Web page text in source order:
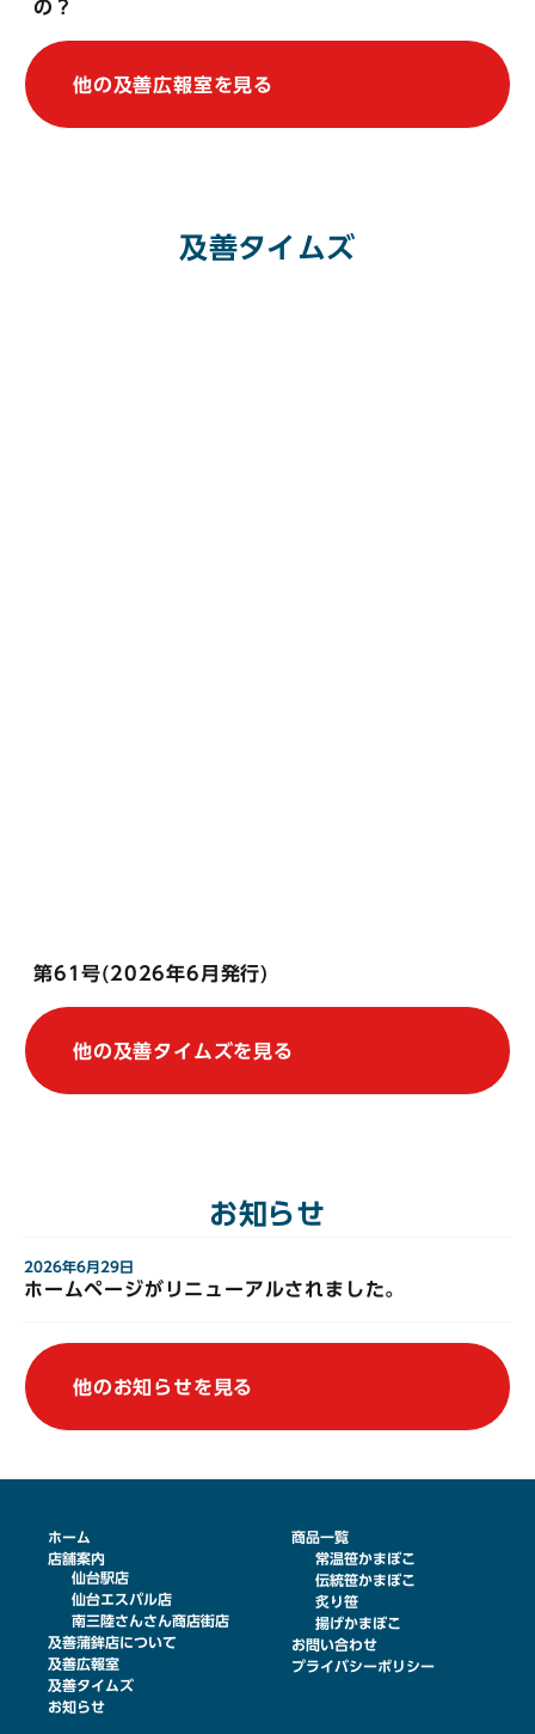
他の及善広報室を見る
及善タイムズ
第61号(2026年6月発行)
他の及善タイムズを見る
お知らせ
2026年6月29日
ホームページがリニューアルされました。
他のお知らせを見る
ホーム
店舗案内
仙台駅店
仙台エスパル店
南三陸さんさん商店街店
及善蒲鉾店について
及善広報室
及善タイムズ
お知らせ
商品一覧
常温笹かまぼこ
伝統笹かまぼこ
炙り笹
揚げかまぼこ
お問い合わせ
プライバシーポリシー